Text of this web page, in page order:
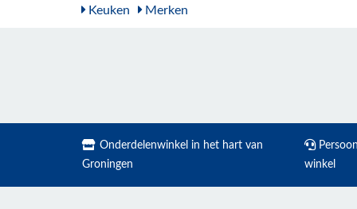
Keuken
Merken
Onderdelenwinkel in het hart van
Groningen
winkel